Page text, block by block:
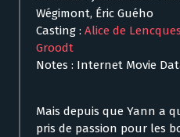
Wégimont, Éric Guého
Casting : Alice de
Groodt
Notes : Internet Movie
Mais depuis que Yann a
pris de passion pour les